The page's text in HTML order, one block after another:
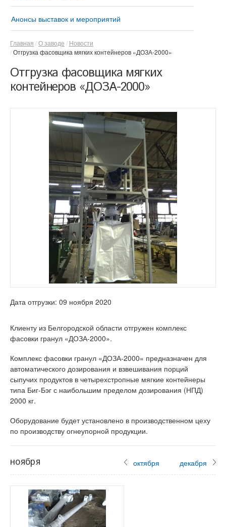
Анонсы выставок и мероприятий
Главная О заводе
Новости
Отгрузка фасовщика мягких контейнеров «ДОЗА-2000»
Отгрузка фасовщика мягких
контейнеров «ДОЗА-2000»
Дата отгрузки: 09 ноября 2020
Клиенту из Белгородской области отгружен комплекс
фасовки гранул «ДОЗА-2000».
Комплекс фасовки гранул «ДОЗА-2000» предназначен для
автоматического дозирования и взвешивания порций
сыпучих продуктов в четырехстропные мягкие контейнеры
типа Биг-Бэг с наибольшим пределом дозирования (НПД)
2000 кг.
Оборудование будет установлено в производственном цеху
по производству огнеупорной продукции.
октября декабря
ноября